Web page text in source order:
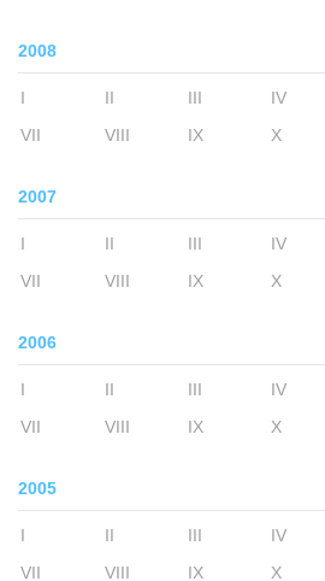
2008
I II III IV
VII
VIII IX X
2007
I II III IV
VII
VIII IX X
2006
I II III IV
VII
VIII IX X
2005
I II III IV
VII
VIII IX X